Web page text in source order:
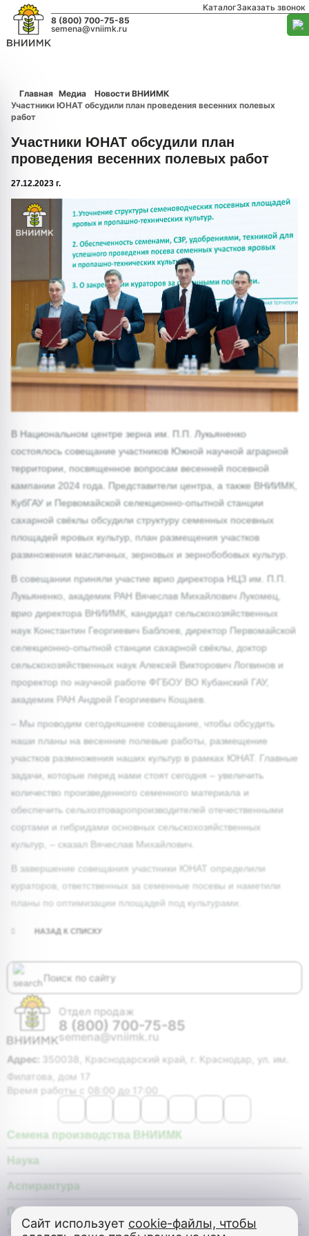
КаталогЗаказать звонок
8 (800) 700-75-85
semena@vniimk.ru
Главная Медиа
Новости ВНИИМК
Участники ЮНАТ обсудили план проведения весенних полевых
работ
Участники ЮНАТ обсудили план
проведения весенних полевых работ
27.12.2023 г.
В Национальном центре зерна им. П.П. Лукьяненко
состоялось совещание участников Южной научной аграрной
территории, посвященное вопросам весенней посевной
кампании 2024 года. Представители центра, а также ВНИИМК,
КубГАУ и Первомайской селекционно-опытной станции
сахарной свёклы обсудили структуру семенных посевных
площадей яровых культур, план размещения участков
размножения масличных, зерновых и зернобобовых культур.
В совещании приняли участие врио директора НЦЗ им. П.П.
Лукьяненко, академик РАН Вячеслав Михайлович Лукомец,
врио директора ВНИИМК, кандидат сельскохозяйственных
наук Константин Георгиевич Баблоев, директор Первомайской
селекционно-опытной станции сахарной свёклы, доктор
сельскохозяйственных наук Алексей Викторович Логвинов и
проректор по научной работе ФГБОУ ВО Кубанский ГАУ,
академик РАН Андрей Георгиевич Кощаев.
– Мы проводим сегодняшнее совещание, чтобы обсудить
наши планы на весенние полевые работы, размещение
участков размножения наших культур в рамках ЮНАТ. Главные
задачи, которые перед нами стоят сегодня – увеличить
количество произведенного семенного материала и
обеспечить сельхозтоваропроизводителей отечественными
сортами и гибридами основных сельскохозяйственных
культур, – сказал Вячеслав Михайлович.
В завершение совещания участники ЮНАТ определили
кураторов, ответственных за семенные посевы и наметили
планы по оптимизации площадей под культурами.
НАЗАД К СПИСКУ
Отдел продаж
8 (800) 700-75-85
semena@vniimk.ru
Адрес: 350038, Краснодарский край, г. Краснодар, ул. им.
Филатова, дом 17
Время работы с 08:00 до 17:00
© Федеральное государственное бюджетное научное
Семена производства ВНИИМК
Наука
Аспирантура
Покупателю
Сайт использует cookie-файлы, чтобы